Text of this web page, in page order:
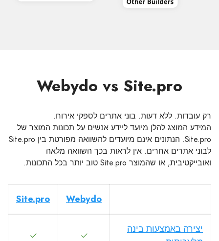
Webydo vs Site.pro
רק עובדות. ללא דעות. בוני אתרים לספקי אירוח.
המידע המוצג להלן מיועד ליידע אנשים על תכונות המוצר של
Site.pro. הנתונים אינם מיועדים להשוואה מפורטת בין Site.pro
לבוני אתרים אחרים. אין לראות בכך השוואה מלאה
ואובייקטיבית, או שהמוצר Site.pro טוב יותר בכל התכונות.
Webydo
Site.pro
יצירה באמצעות בינה